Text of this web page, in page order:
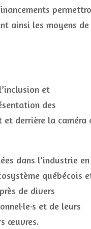
ainsi les moyens de
et
des
et derrière la caméra
dans l’industrie en
québécois
de divers
et de leurs
œuvres.